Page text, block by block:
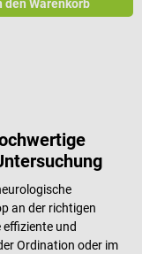
den Warenkorb
an der richtigen
effiziente und
Ordination oder im